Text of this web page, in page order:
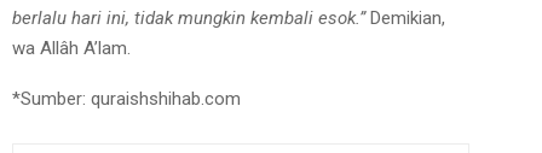
berlalu hari ini, tidak mungkin kembali esok.”Demikian,
wa Allâh A’lam.
*Sumber: quraishshihab.com